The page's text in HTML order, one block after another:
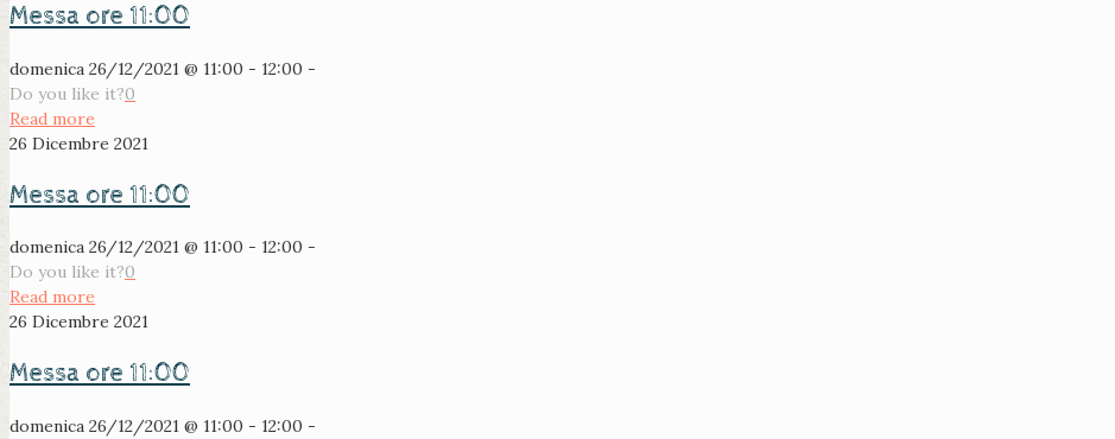
Messa ore 11:00
domenica 26/12/2021 @ 11:00 - 12:00 -
Do you like it?0
Read more
26 Dicembre 2021
Messa ore 11:00
domenica 26/12/2021 @ 11:00 - 12:00 -
Do you like it?0
Read more
26 Dicembre 2021
Messa ore 11:00
domenica 26/12/2021 @ 11:00 - 12:00 -